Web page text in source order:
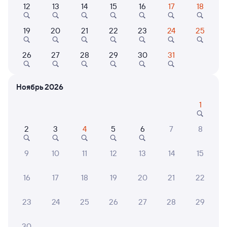
Даже если сейчас нет мест
Искать билеты
Отели в Тихорецке
Отель Гостевой дом
Фиалковой
12 13 14 15 16 17 18
19 20 21 22 23 24 25
26 27 28 29 30 31
Ноябрь 2026
1
2 3 4 5 6 7 8
9 10 11 12 13 14 15
16 17 18 19 20 21 22
23 24 25 26 27 28 29